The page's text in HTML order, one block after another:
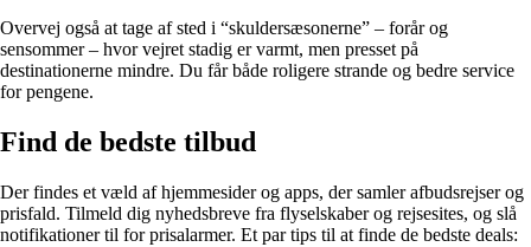
Overvej også at tage af sted i “skuldersæsonerne” – forår og
sensommer – hvor vejret stadig er varmt, men presset på
destinationerne mindre. Du får både roligere strande og bedre service
for pengene.
Find de bedste tilbud
Der findes et væld af hjemmesider og apps, der samler afbudsrejser og
prisfald. Tilmeld dig nyhedsbreve fra flyselskaber og rejsesites, og slå
notifikationer til for prisalarmer. Et par tips til at finde de bedste deals: